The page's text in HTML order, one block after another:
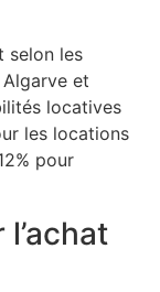
selon les
et
locatives
les locations
pour